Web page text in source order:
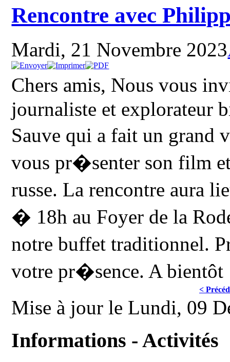
Rencontre avec
Mardi, 21 Novembre 2023
Chers amis, Nous vous
journaliste et explorateur
Sauve qui a fait un
vous pr�senter son film
russe. La rencontre aura
� 18h au Foyer de la
notre buffet traditionnel.
votre pr�sence. A bientôt
<
Mise à jour le Lundi, 09
Informations - Activités